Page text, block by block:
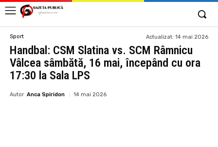
Sport Actualizat: 14 mai 2026
Handbal: CSM Slatina vs. SCM Râmnicu
Vâlcea sâmbătă, 16 mai, începând cu ora
17:30 la Sala LPS
Autor Anca Spiridon 14 mai 2026